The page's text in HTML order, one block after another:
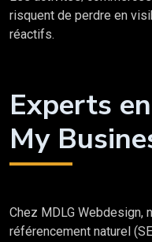
risquent de perdre en
réactifs.
Experts
My
Chez MDLG
référencement naturel